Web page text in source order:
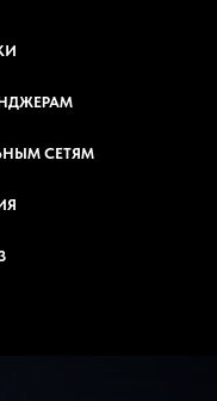
СЕТЯМ